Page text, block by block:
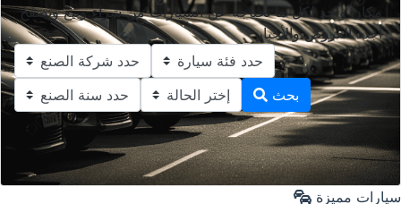
مكان واحد لكل ما تحتاجه عن السيارات من شراء وبيع وتصفح
أجدد العروض والأخبار
بحث
سيارات مميزة